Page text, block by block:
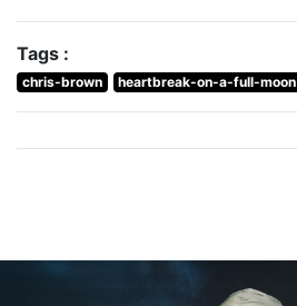
Tags :
chris-brown heartbreak-on-a-full-moon